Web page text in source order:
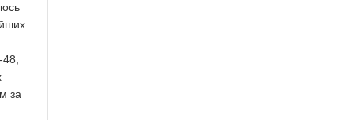
за